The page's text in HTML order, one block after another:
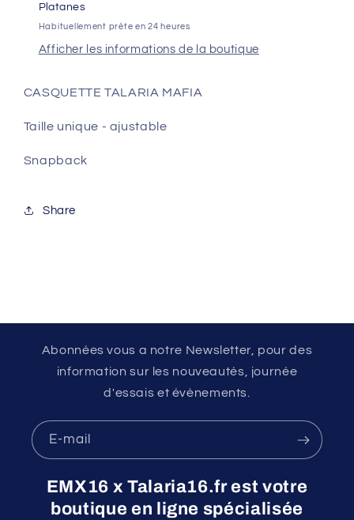
Platanes
Habituellement prête en 24 heures
Afficher les informations de la boutique
CASQUETTE TALARIA MAFIA
Taille unique - ajustable
Snapback
Share
Abonnées vous a notre Newsletter, pour des
information sur les nouveautés, journée
d'essais et évènements.
E-mail
EMX16 x Talaria16.fr est votre
boutique en ligne spécialisée